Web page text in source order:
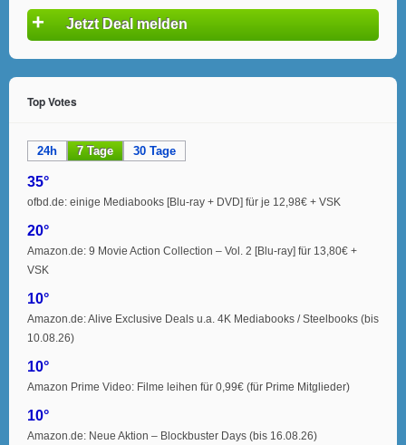
+ Jetzt Deal melden
Top Votes
24h 7 Tage 30 Tage
35°
ofbd.de: einige Mediabooks [Blu-ray + DVD] für je 12,98€ + VSK
20°
Amazon.de: 9 Movie Action Collection – Vol. 2 [Blu-ray] für 13,80€ +
VSK
10°
Amazon.de: Alive Exclusive Deals u.a. 4K Mediabooks / Steelbooks (bis
10.08.26)
10°
Amazon Prime Video: Filme leihen für 0,99€ (für Prime Mitglieder)
10°
Amazon.de: Neue Aktion – Blockbuster Days (bis 16.08.26)